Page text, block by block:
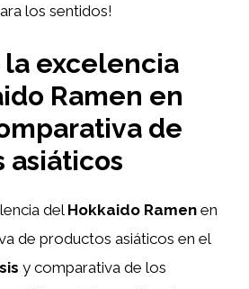
los sentidos!
la excelencia
Ramen en
de
asiáticos
delHokkaido Ramen en
de productos asiáticos en el
y comparativa de los